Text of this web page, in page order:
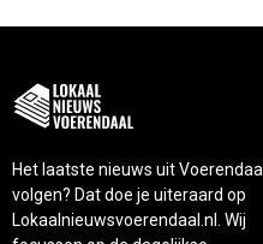
Het laatste nieuws uit Voerendaal
volgen? Dat doe je uiteraard op
Lokaalnieuwsvoerendaal.nl. Wij